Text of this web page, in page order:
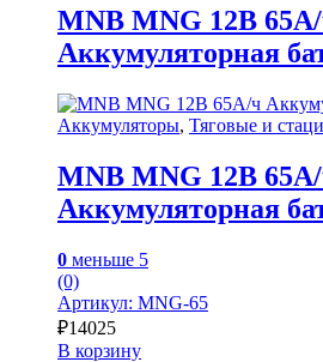
MNB MNG 12В
Аккумуляторная
Аккумуляторы, Тяговые и
MNB MNG 12В
Аккумуляторная
0 меньше 5
(0)
Артикул: MNG-65
₽14025
В корзину